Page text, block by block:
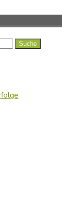
Suche